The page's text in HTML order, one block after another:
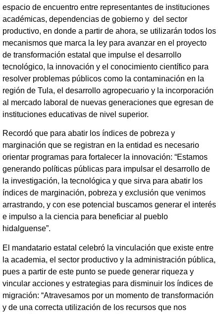
espacio de encuentro entre representantes de instituciones
académicas, dependencias de gobierno y del sector
productivo, en donde a partir de ahora, se utilizarán todos los
mecanismos que marca la ley para avanzar en el proyecto
de transformación estatal que impulse el desarrollo
tecnológico, la innovación y el conocimiento científico para
resolver problemas públicos como la contaminación en la
región de Tula, el desarrollo agropecuario y la incorporación
al mercado laboral de nuevas generaciones que egresan de
instituciones educativas de nivel superior.
Recordó que para abatir los índices de pobreza y
marginación que se registran en la entidad es necesario
orientar programas para fortalecer la innovación: “Estamos
generando políticas públicas para impulsar el desarrollo de
la investigación, la tecnológica y que sirva para abatir los
índices de marginación, pobreza y exclusión que venimos
arrastrando, y con ese potencial buscamos generar el interés
e impulso a la ciencia para beneficiar al pueblo
hidalguense”.
El mandatario estatal celebró la vinculación que existe entre
la academia, el sector productivo y la administración pública,
pues a partir de este punto se puede generar riqueza y
vincular acciones y estrategias para disminuir los índices de
migración: “Atravesamos por un momento de transformación
y de una correcta utilización de los recursos que nos